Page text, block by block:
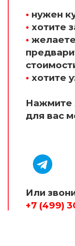
• нужен
• хотите
•
• хотите
Нажмите
для вас
Или
+7 (499)